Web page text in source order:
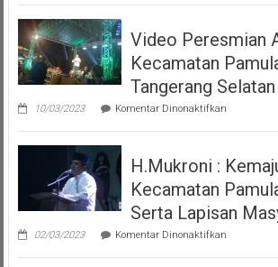
Moyo
Maena
Misa
Inkulturasi
IKKSU
Pamulang
Video Peresmian
Kecamatan
Tangerang Selatan
10/03/2023 Komentar Dinonaktifkanpada
Peresmian
Alun
Kecamatan
Pamulang
Tangerang
Selatan
H.Mukroni :
Kecamatan
Serta Lapisan
02/03/2023 Komentar Dinonaktifkanpada
: